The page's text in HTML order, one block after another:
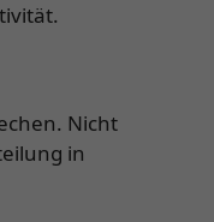
Nicht
in